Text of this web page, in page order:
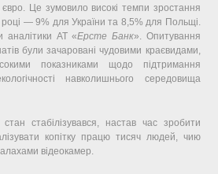
Це зумовило високі темпи зростання
році — 9% для України та 8,5% для Польщі.
аналітики АТ «Ерсте Банк». Опитування
були зачаровані чудовими краєвидами,
показниками щодо підтримання
навколишнього середовища
стабілізувався, настав час зробити
копітку працю тисяч людей, чию
відеокамер.